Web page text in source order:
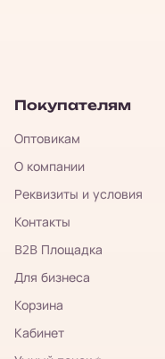
Покупателям
Оптовикам
О компании
Реквизиты и условия
Контакты
B2B Площадка
Для бизнеса
Корзина
Кабинет